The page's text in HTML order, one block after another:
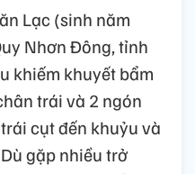
Lạc (sinh năm
Nhơn Đông, tỉnh
khiếm khuyết bẩm
trái và 2 ngón
cụt đến khuỷu và
gặp nhiều trở